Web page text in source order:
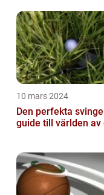
10 mars 2024
Den perfekta
guide till världen av